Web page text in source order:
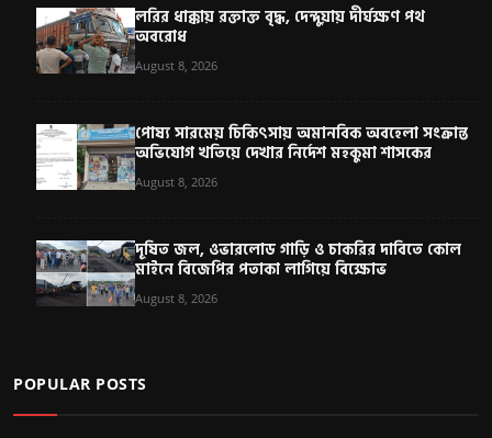
লরির ধাক্কায় রক্তাক্ত বৃদ্ধ, দেন্দুয়ায় দীর্ঘক্ষণ পথ
অবরোধ
August 8, 2026
পোষ্য সারমেয় চিকিৎসায় অমানবিক অবহেলা সংক্রান্ত
অভিযোগ খতিয়ে দেখার নির্দেশ মহকুমা শাসকের
August 8, 2026
দূষিত জল, ওভারলোড গাড়ি ও চাকরির দাবিতে কোল
মাইনে বিজেপির পতাকা লাগিয়ে বিক্ষোভ
August 8, 2026
POPULAR POSTS